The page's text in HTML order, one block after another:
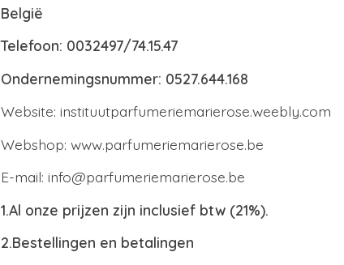
België
Telefoon: 0032497/74.15.47
Ondernemingsnummer: 0527.644.168
Website: instituutparfumeriemarierose.weebly.com
Webshop: www.parfumeriemarierose.be
E-mail: info@parfumeriemarierose.be
1.Al onze prijzen zijn inclusief btw (21%).
2.Bestellingen en betalingen